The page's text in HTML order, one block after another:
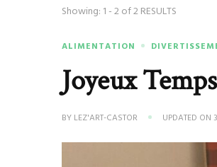
Showing: 1 - 2 of 2 RESULTS
ALIMENTATION
Joyeux
BY LEZ'ART-CASTOR UPDATED ON